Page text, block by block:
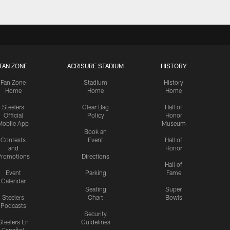
FAN ZONE
Fan Zone
Home
Steelers
Official
App
Contests
and
Event
Calendar
Steelers
Podcasts
En
ACRISURE STADIUM
Stadium
Home
Clear Bag
Policy
Book an
Event
Directions
Parking
Seating
Chart
Security
Guidelines
HISTORY
History
Home
Hall of
Honor
Museum
Hall of
Honor
Hall of
Fame
Super
Bowls